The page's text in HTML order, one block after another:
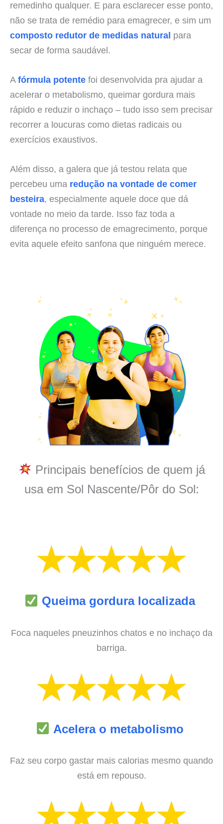
remedinho qualquer. E para esclarecer esse ponto,
não se trata de remédio para emagrecer, e sim um
composto redutor de medidas natural para
secar de forma saudável.
Afórmula potente foi desenvolvida pra ajudar a
acelerar o metabolismo, queimar gordura mais
rápido e reduzir o inchaço – tudo isso sem precisar
recorrer a loucuras como dietas radicais ou
exercícios exaustivos.
Além disso, a galera que já testou relata que
percebeu uma redução na vontade de comer
besteira, especialmente aquele doce que dá
vontade no meio da tarde. Isso faz toda a
diferença no processo de emagrecimento, porque
evita aquele efeito sanfona que ninguém merece.
Principais benefícios de quem já
usa em Sol Nascente/Pôr do Sol:
Queima gordura localizada
Foca naqueles pneuzinhos chatos e no inchaço da
barriga.
Acelera o metabolismo
Faz seu corpo gastar mais calorias mesmo quando
está em repouso.